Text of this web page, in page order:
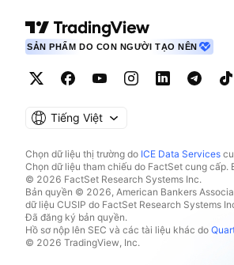
SẢN PHẨM DO CON NGƯỜI TẠO NÊN
Tiếng Việt
Chọn dữ liệu thị trường do ICE Data Services
Chọn dữ liệu tham chiếu do FactSet cung cấp.
© 2026 FactSet Research Systems Inc.
Bản quyền © 2026, American Bankers
dữ liệu CUSIP do FactSet Research Systems
Đã đăng ký bản quyền.
Hồ sơ nộp lên SEC và các tài liệu khác do
© 2026 TradingView, Inc.